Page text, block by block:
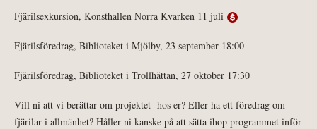
Fjärilsexkursion, Konsthallen Norra Kvarken 11 juli
Fjärilsföredrag, Biblioteket i Mjölby, 23 september 18:00
Fjärilsföredrag, Biblioteket i Trollhättan, 27 oktober 17:30
Vill ni att vi berättar om projektet hos er? Eller ha ett föredrag om
fjärilar i allmänhet? Håller ni kanske på att sätta ihop programmet inför